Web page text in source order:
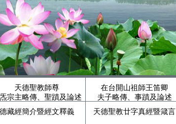
天德聖教師尊
宗主略傳、聖蹟及論述
在台開山祖師王笛卿
夫子略傳、事蹟及論述
德藏經簡介暨經文釋義 天德聖教廿字真經暨箴言